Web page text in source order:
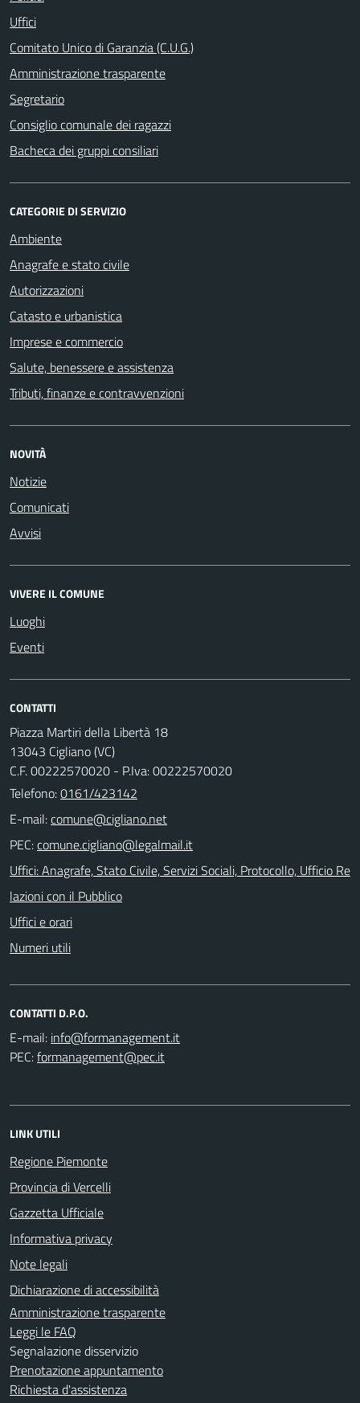
Uffici
Comitato Unico di Garanzia (C.U.G.)
Amministrazione trasparente
Segretario
Consiglio comunale dei ragazzi
Bacheca dei gruppi consiliari
CATEGORIE DI SERVIZIO
Ambiente
Anagrafe e stato civile
Autorizzazioni
Catasto e urbanistica
Imprese e commercio
Salute, benessere e assistenza
Tributi, finanze e contravvenzioni
NOVITÀ
Notizie
Comunicati
Avvisi
VIVERE IL COMUNE
Luoghi
Eventi
CONTATTI
Piazza Martiri della Libertà 18
13043 Cigliano (VC)
C.F. 00222570020 - P.Iva: 00222570020
Telefono:0161/423142
E-mail:
PEC:
Uffici: Anagrafe, Stato Civile, Servizi Sociali, Protocollo, Ufficio Re
lazioni con il Pubblico
Uffici e orari
Numeri utili
CONTATTI D.P.O.
E-mail:
PEC:
LINK UTILI
Regione Piemonte
Provincia di Vercelli
Gazzetta Ufficiale
Informativa privacy
Note legali
Dichiarazione di accessibilità
Amministrazione trasparente
Leggi le FAQ
Segnalazione disservizio
Prenotazione appuntamento
Richiesta d'assistenza